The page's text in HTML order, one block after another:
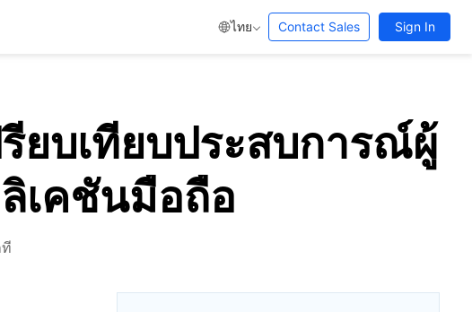
ไทย Contact Sales Sign In
ยบเทียบประสบการณ์ผู้
เคชันมือถือ